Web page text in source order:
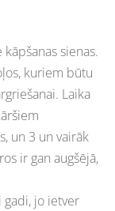
sienas.
kuriem būtu
Laika
un 3 un vairāk
ir gan augšējā,
gadi, jo ietver